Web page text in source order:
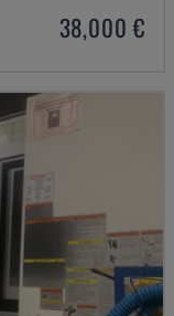
38,000 €